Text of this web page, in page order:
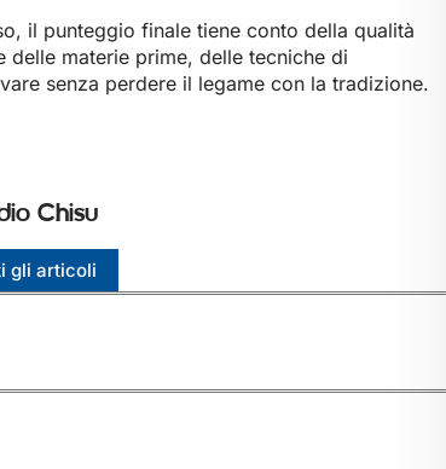
il punteggio finale tiene conto della qualità
materie prime, delle tecniche di
senza perdere il legame con la tradizione.
Chisu
gli articoli